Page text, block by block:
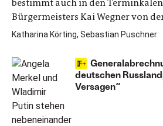
bestimmt auch in den
Bürgermeisters Kai Wegner von
Katharina Körting, Sebastian Puschner
deutschen
Versagen“